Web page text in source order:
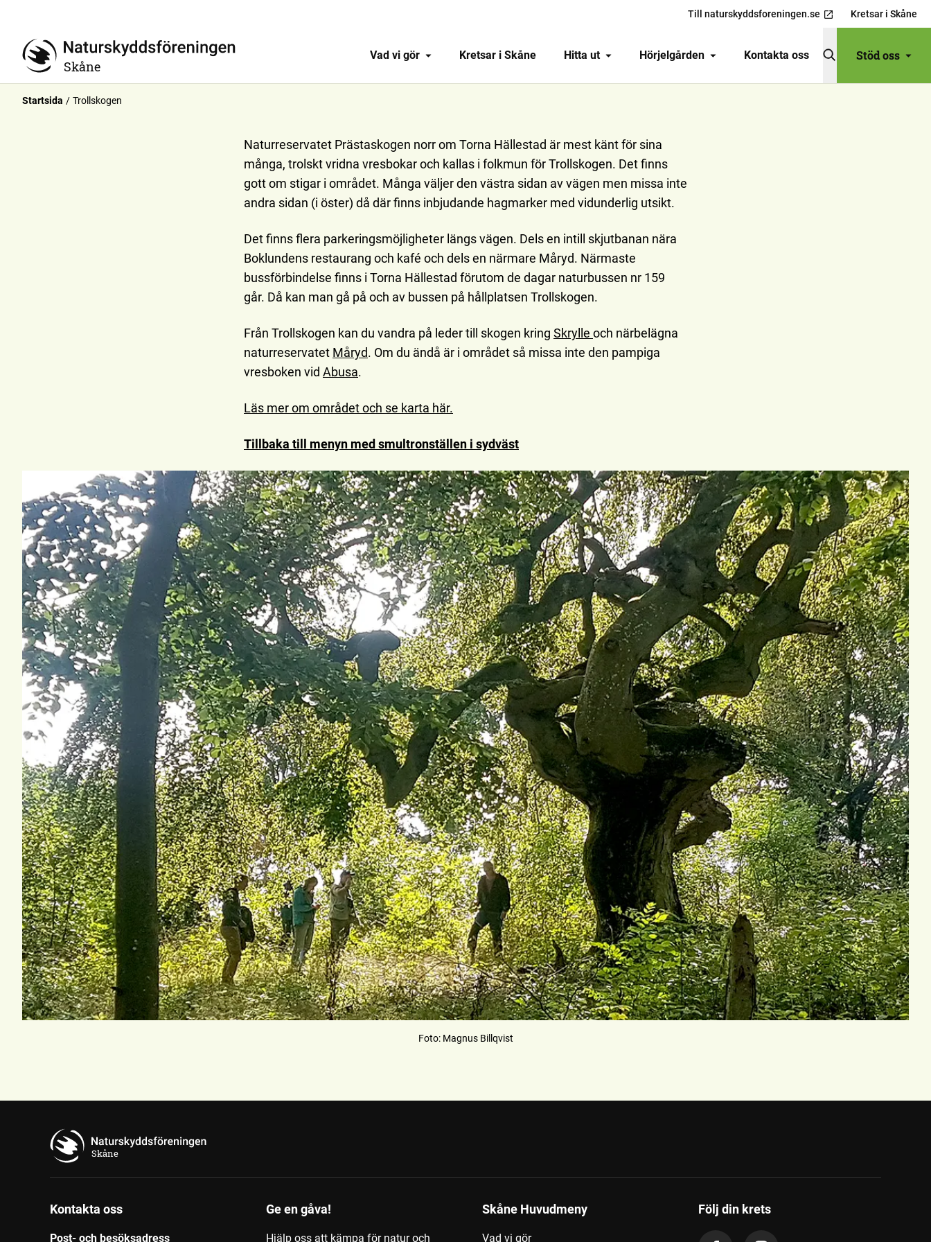
Till naturskyddsforeningen.se Kretsar i Skåne
Skåne
Vad vi gör Kretsar i Skåne Hitta ut Hörjelgården Kontakta oss Stöd oss
Startsida Trollskogen
Naturreservatet Prästaskogen norr om Torna Hällestad är mest känt för sina
många, trolskt vridna vresbokar och kallas i folkmun för Trollskogen. Det finns
gott om stigar i området. Många väljer den västra sidan av vägen men missa inte
andra sidan (i öster) då där finns inbjudande hagmarker med vidunderlig utsikt.
Det finns flera parkeringsmöjligheter längs vägen. Dels en intill skjutbanan nära
Boklundens restaurang och kafé och dels en närmare Måryd. Närmaste
bussförbindelse finns i Torna Hällestad förutom de dagar naturbussen nr 159
går. Då kan man gå på och av bussen på hållplatsen Trollskogen.
Från Trollskogen kan du vandra på leder till skogen kring Skrylle och närbelägna
naturreservatet Måryd. Om du ändå är i området så missa inte den pampiga
vresboken vid Abusa.
Läs mer om området och se karta här.
Tillbaka till menyn med smultronställen i sydväst
Foto: Magnus Billqvist
Skåne
Kontakta oss
Post- och besöksadress
Ge en gåva!
Hjälp oss att kämpa för natur och
Skåne Huvudmeny
Vad vi gör
Följ din krets